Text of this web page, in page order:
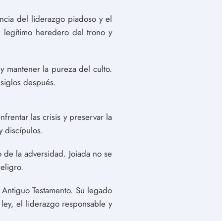
del liderazgo piadoso y el
legítimo heredero del trono y
mantener la pureza del culto.
después.
las crisis y preservar la
discípulos.
la adversidad. Joiada no se
Testamento. Su legado
el liderazgo responsable y